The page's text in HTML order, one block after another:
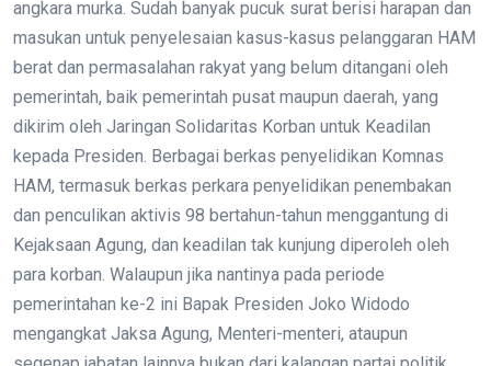
angkara murka. Sudah banyak pucuk surat berisi harapan dan
masukan untuk penyelesaian kasus-kasus pelanggaran HAM
berat dan permasalahan rakyat yang belum ditangani oleh
pemerintah, baik pemerintah pusat maupun daerah, yang
dikirim oleh Jaringan Solidaritas Korban untuk Keadilan
kepada Presiden. Berbagai berkas penyelidikan Komnas
HAM, termasuk berkas perkara penyelidikan penembakan
dan penculikan aktivis 98 bertahun-tahun menggantung di
Kejaksaan Agung, dan keadilan tak kunjung diperoleh oleh
para korban. Walaupun jika nantinya pada periode
pemerintahan ke-2 ini Bapak Presiden Joko Widodo
mengangkat Jaksa Agung, Menteri-menteri, ataupun